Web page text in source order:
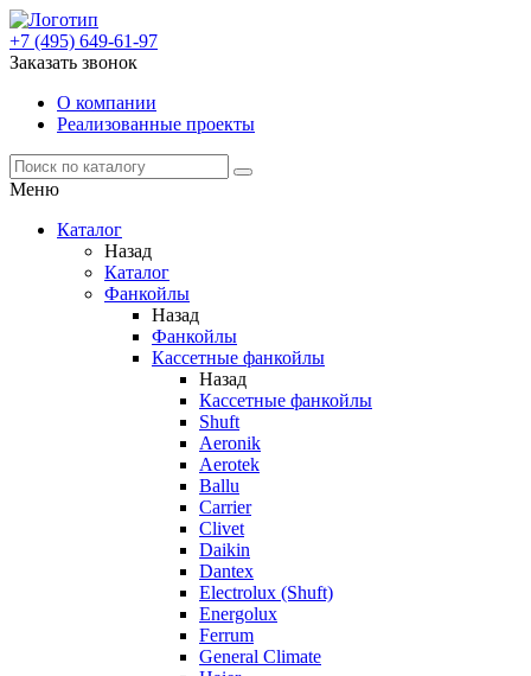
+7 (495) 649-61-97
Заказать звонок
О компании
Реализованные проекты
Меню
Каталог
Назад
Каталог
Фанкойлы
Назад
Фанкойлы
Кассетные фанкойлы
Назад
Кассетные фанкойлы
Shuft
Aeronik
Aerotek
Ballu
Carrier
Clivet
Daikin
Dantex
Electrolux (Shuft)
Energolux
Ferrum
General Climate